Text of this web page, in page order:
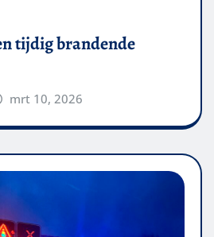
tijdig brandende
mrt 10, 2026